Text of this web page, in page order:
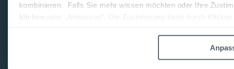
kombinieren. Falls Sie mehr wissen möchten oder Ihre
klicken
oder „Anpassen“. Die Zustimmung kann durch